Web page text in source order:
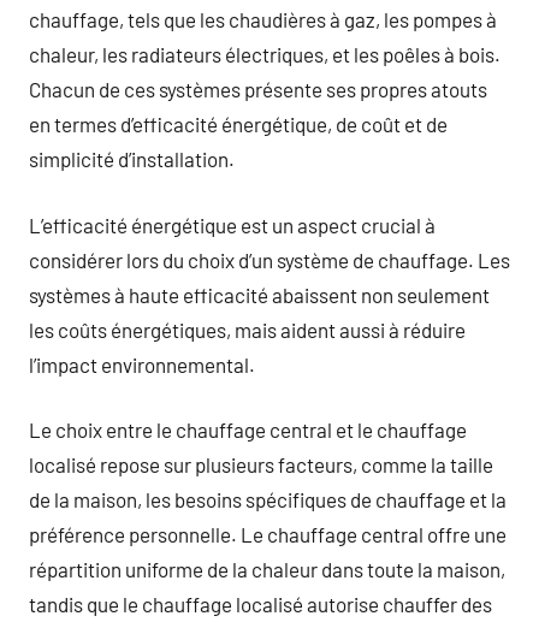
chauffage, tels que les chaudières à gaz, les pompes à
chaleur, les radiateurs électriques, et les poêles à bois.
Chacun de ces systèmes présente ses propres atouts
en termes d’efficacité énergétique, de coût et de
simplicité d’installation.
L’efficacité énergétique est un aspect crucial à
considérer lors du choix d’un système de chauffage. Les
systèmes à haute efficacité abaissent non seulement
les coûts énergétiques, mais aident aussi à réduire
l’impact environnemental.
Le choix entre le chauffage central et le chauffage
localisé repose sur plusieurs facteurs, comme la taille
de la maison, les besoins spécifiques de chauffage et la
préférence personnelle. Le chauffage central offre une
répartition uniforme de la chaleur dans toute la maison,
tandis que le chauffage localisé autorise chauffer des